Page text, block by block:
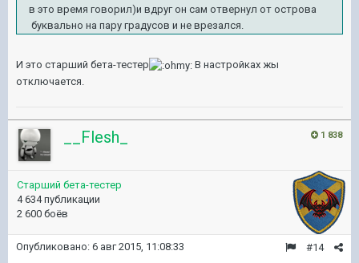
в это время говорил)и вдруг он сам отвернул от острова
буквально на пару градусов и не врезался.
И это старший бета-тестер
В настройках жы
отключается.
1 838
__Flesh_
Старший бета-тестер
4 634 публикации
2 600 боёв
#14
Опубликовано: 6 авг 2015, 11:08:33